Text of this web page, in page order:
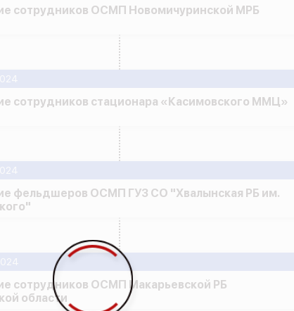
сотрудников ОСМП Макарьевской РБ
области
фельдшеров ОСМП ГУЗ СО "Хвалынская РБ им.
сотрудников стационара «Касимовского ММЦ»
сотрудников ОСМП Новомичуринской МРБ